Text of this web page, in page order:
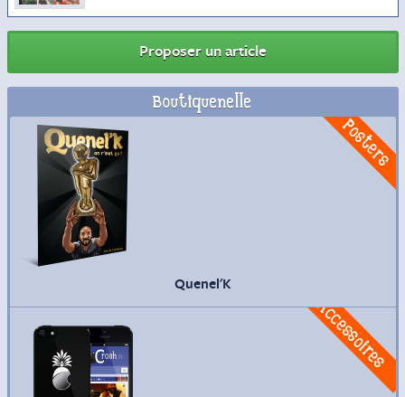
Proposer un article
Boutiquenelle
Posters
Commander
Quenel'K
Accessoires
Commander